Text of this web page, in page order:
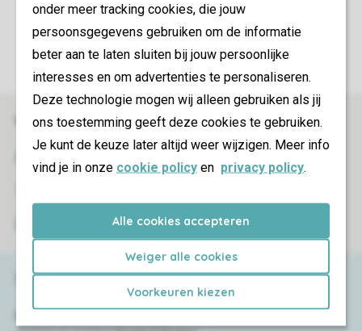
onder meer tracking cookies, die jouw
persoonsgegevens gebruiken om de informatie
beter aan te laten sluiten bij jouw persoonlijke
interesses en om advertenties te personaliseren.
Deze technologie mogen wij alleen gebruiken als jij
ons toestemming geeft deze cookies te gebruiken.
Je kunt de keuze later altijd weer wijzigen. Meer info
vind je in onze cookie policy en privacy policy.
Alle cookies accepteren
Weiger alle cookies
Voorkeuren kiezen
Controle over jouw gegevens & privacy
Instellingen wijzigen
Veilig en snel online boeken
Veilige betaling
Service & contact